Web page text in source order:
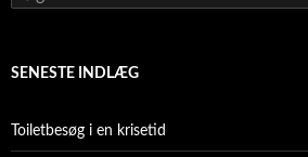
efter:
SENESTE INDLÆG
Toiletbesøg i en krisetid